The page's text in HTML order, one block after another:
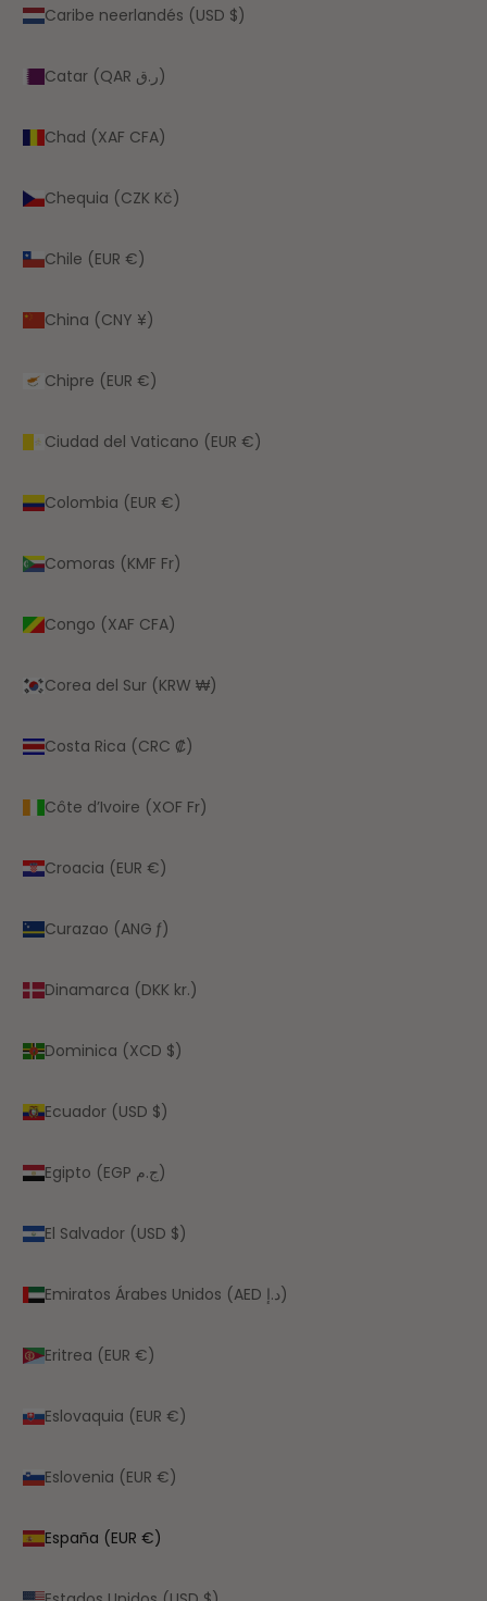
Caribe neerlandés (USD $)
Catar (QAR ر.ق)
Chad (XAF CFA)
Chequia (CZK Kč)
Chile (EUR €)
China (CNY ¥)
Chipre (EUR €)
Ciudad del Vaticano (EUR €)
Colombia (EUR €)
Comoras (KMF Fr)
Congo (XAF CFA)
Corea del Sur (KRW ₩)
Costa Rica (CRC ₡)
Côte d’Ivoire (XOF Fr)
Croacia (EUR €)
Curazao (ANG ƒ)
Dinamarca (DKK kr.)
Dominica (XCD $)
Ecuador (USD $)
Egipto (EGP ج.م)
El Salvador (USD $)
Emiratos Árabes Unidos (AED د.إ)
Eritrea (EUR €)
Eslovaquia (EUR €)
Eslovenia (EUR €)
España (EUR €)